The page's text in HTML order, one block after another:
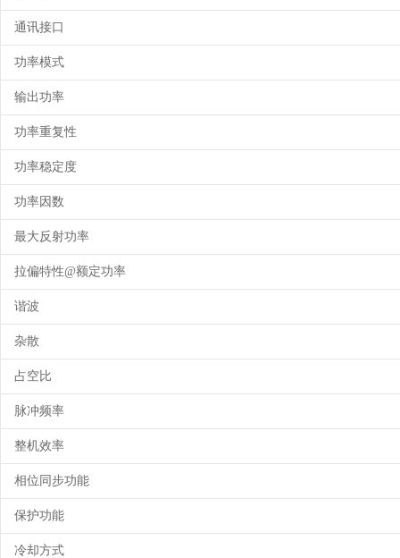
通讯接口
功率模式
输出功率
功率重复性
功率稳定度
功率因数
最大反射功率
拉偏特性@额定功率
谐波
杂散
占空比
脉冲频率
整机效率
相位同步功能
保护功能
冷却方式